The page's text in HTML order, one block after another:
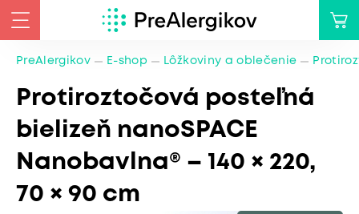
PreAlergikov E-shop Lôžkoviny a oblečenie
Protiroztočová posteľná
bielizeň nanoSPACE
Nanobavlna® – 140 × 220,
70 × 90 cm